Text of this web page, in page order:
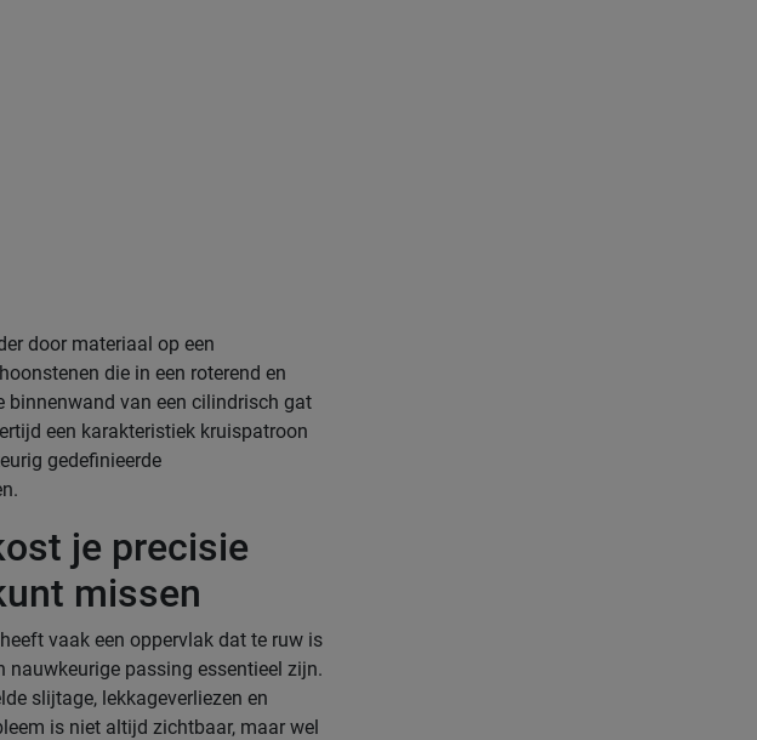
door materiaal op een
die in een roterend en
binnenwand van een cilindrisch gat
een karakteristiek kruispatroon
gedefinieerde
je precisie
missen
vaak een oppervlak dat te ruw is
passing essentieel zijn.
slijtage, lekkageverliezen en
is niet altijd zichtbaar, maar wel